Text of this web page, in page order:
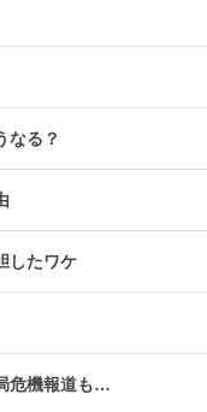
なる？
したワケ
危機報道も…